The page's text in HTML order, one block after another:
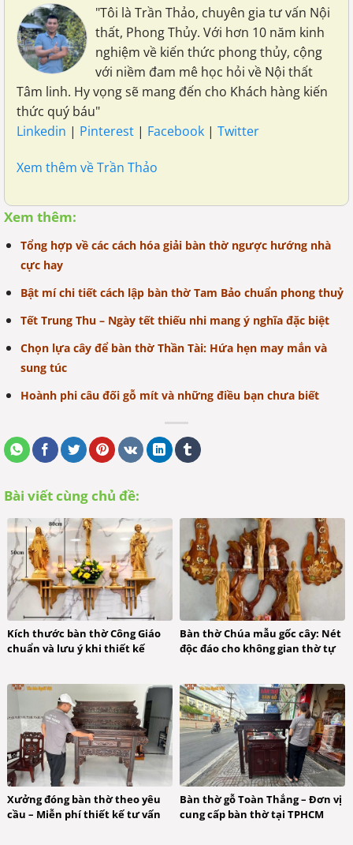
"Tôi là Trần Thảo, chuyên gia tư vấn Nội
thất, Phong Thủy. Với hơn 10 năm kinh
nghiệm về kiến thức phong thủy, cộng
với niềm đam mê học hỏi về Nội thất
Tâm linh. Hy vọng sẽ mang đến cho Khách hàng kiến
thức quý báu"
Linkedin | Pinterest | Facebook | Twitter
Xem thêm về Trần Thảo
Xem thêm:
Tổng hợp về các cách hóa giải bàn thờ ngược hướng nhà
cực hay
Bật mí chi tiết cách lập bàn thờ Tam Bảo chuẩn phong thuỷ
Tết Trung Thu – Ngày tết thiếu nhi mang ý nghĩa đặc biệt
Chọn lựa cây để bàn thờ Thần Tài: Hứa hẹn may mắn và
sung túc
Hoành phi câu đối gỗ mít và những điều bạn chưa biết
Bài viết cùng chủ đề:
Kích thước bàn thờ Công Giáo
chuẩn và lưu ý khi thiết kế
Bàn thờ Chúa mẫu gốc cây: Nét
độc đáo cho không gian thờ tự
Xưởng đóng bàn thờ theo yêu
cầu – Miễn phí thiết kế tư vấn
Bàn thờ gỗ Toàn Thắng – Đơn vị
cung cấp bàn thờ tại TPHCM